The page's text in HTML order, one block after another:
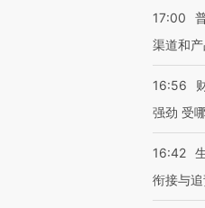
17:00
渠道和
16:56
强劲 受
16:42
衔接与